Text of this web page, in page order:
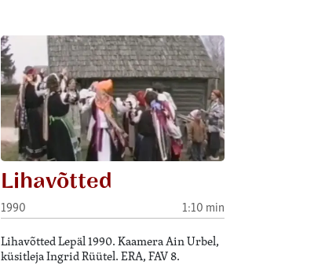
Lihavõtted
1990 1:10 min
Lihavõtted Lepäl 1990. Kaamera Ain Urbel,
küsitleja Ingrid Rüütel. ERA, FAV 8.